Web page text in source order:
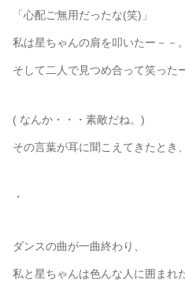
「心配ご無用だったな(笑)」
私は星ちゃんの肩を叩いたー－－。
そして二人で見つめ合って笑った
( なんか・・・素敵だね。)
その言葉が耳に聞こえてきたとき
・
ダンスの曲が一曲終わり、
私と星ちゃんは色んな人に囲まれ